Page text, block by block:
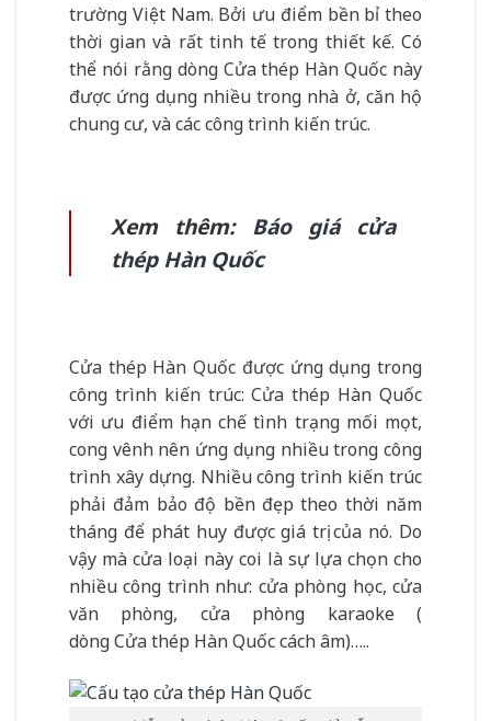
trường Việt Nam. Bởi ưu điểm bền bỉ theo
thời gian và rất tinh tế trong thiết kế. Có
thể nói rằng dòng Cửa thép Hàn Quốc này
được ứng dụng nhiều trong nhà ở, căn hộ
chung cư, và các công trình kiến trúc.
Xem thêm: Báo giá cửa
thép Hàn Quốc
Cửa thép Hàn Quốc được ứng dụng trong
công trình kiến trúc: Cửa thép Hàn Quốc
với ưu điểm hạn chế tình trạng mối mọt,
cong vênh nên ứng dụng nhiều trong công
trình xây dựng. Nhiều công trình kiến trúc
phải đảm bảo độ bền đẹp theo thời năm
tháng để phát huy được giá trị của nó. Do
vậy mà cửa loại này coi là sự lựa chọn cho
nhiều công trình như: cửa phòng học, cửa
văn phòng, cửa phòng karaoke (
dòng Cửa thép Hàn Quốc cách âm)…..